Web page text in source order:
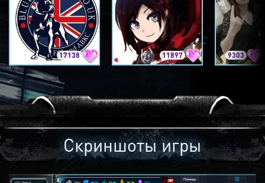
17138 11897 9303
Скриншоты игры